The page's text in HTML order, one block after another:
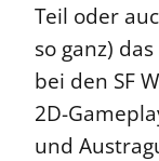
Teil oder
so ganz)
bei den SF
2D-
und